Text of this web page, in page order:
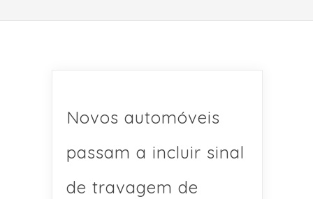
Novos automóveis
passam a incluir sinal
de travagem de